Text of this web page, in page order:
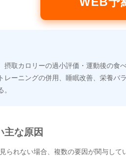
摂取カロリーの過小評価・運動後の食
レーニングの併用、睡眠改善、栄養バ
主な原因
られない場合、複数の要因が関与して